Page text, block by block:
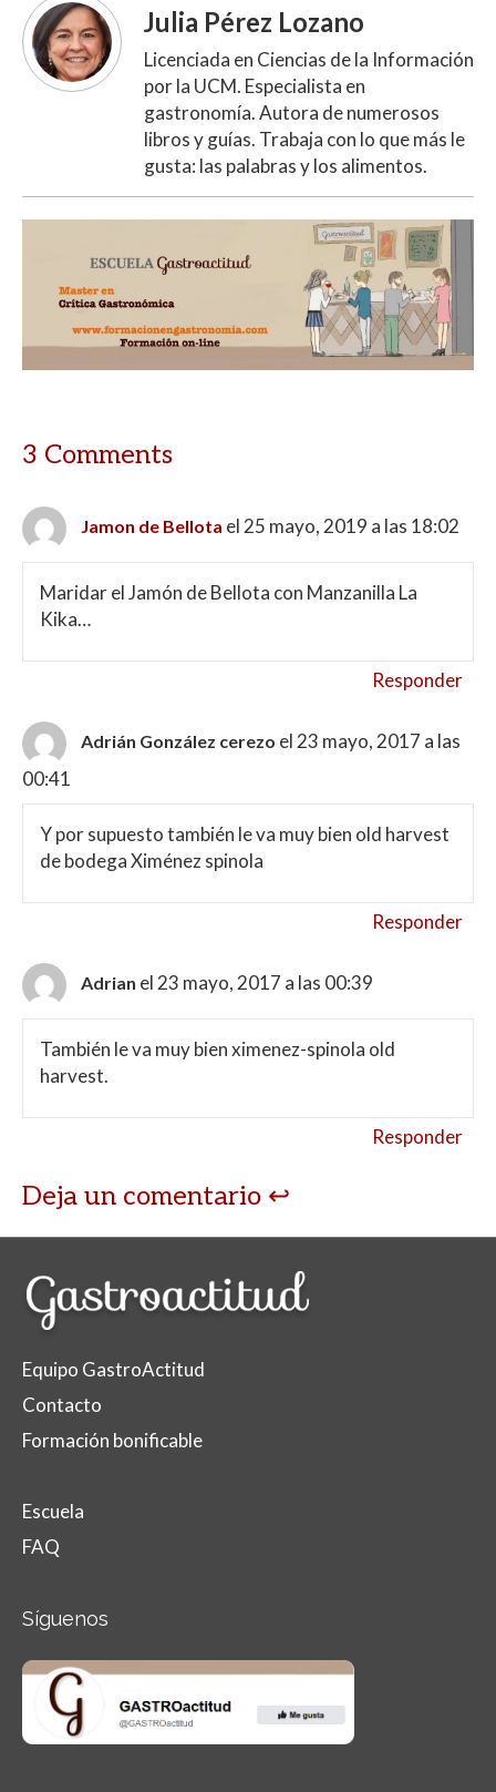
Julia Pérez Lozano
Licenciada en Ciencias de la Información
por la UCM. Especialista en
gastronomía. Autora de numerosos
libros y guías. Trabaja con lo que más le
gusta: las palabras y los alimentos.
3 Comments
Jamon de Bellota el 25 mayo, 2019 a las 18:02
Maridar el Jamón de Bellota con Manzanilla La
Kika…
Responder
Adrián González cerezo el 23 mayo, 2017 a las
00:41
Y por supuesto también le va muy bien old harvest
de bodega Ximénez spinola
Responder
Adrian el 23 mayo, 2017 a las 00:39
También le va muy bien ximenez-spinola old
harvest.
Responder
Deja un comentario
Equipo GastroActitud
Contacto
Formación bonificable
Escuela
FAQ
Síguenos